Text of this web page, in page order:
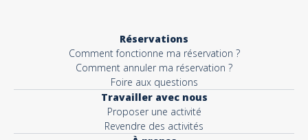
Réservations
Comment fonctionne ma réservation ?
Comment annuler ma réservation ?
Foire aux questions
Travailler avec nous
Proposer une activité
Revendre des activités